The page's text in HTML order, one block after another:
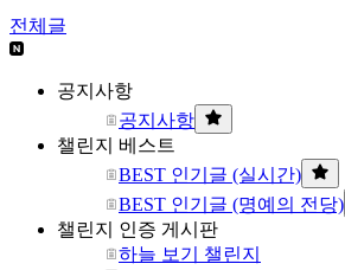
전체글
공지사항
공지사항
챌린지 베스트
BEST 인기글 (실시간)
BEST 인기글 (명예의 전당)
챌린지 인증 게시판
하늘 보기 챌린지